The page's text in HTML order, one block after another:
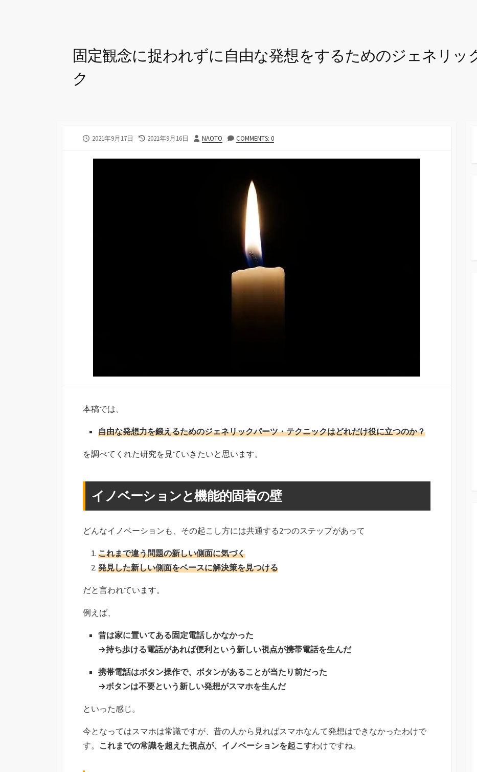
固定観念に捉われずに自由な発想をするためのジェネリッ
ク
公
日
2021年9月17日
最
更
2021年9月16日
投
者
NAOTO COMMENTS: 0
本稿では、
自由な発想力を鍛えるためのジェネリックパーツ・テクニックはどれだけ役に立つのか？
を調べてくれた研究を見ていきたいと思います。
イノベーションと機能的固着の壁
どんなイノベーションも、その起こし方には共通する2つのステップがあって
これまで違う問題の新しい側面に気づく
発見した新しい側面をベースに解決策を見つける
だと言われています。
例えば、
昔は家に置いてある固定電話しかなかった
→持ち歩ける電話があれば便利という新しい視点が携帯電話を生んだ
携帯電話はボタン操作で、ボタンがあることが当たり前だった
→ボタンは不要という新しい発想がスマホを生んだ
といった感じ。
今となってはスマホは常識ですが、昔の人から見ればスマホなんて発想はできなかったわけで
す。 これまでの常識を超えた視点が、イノベーションを起こすわけですね。